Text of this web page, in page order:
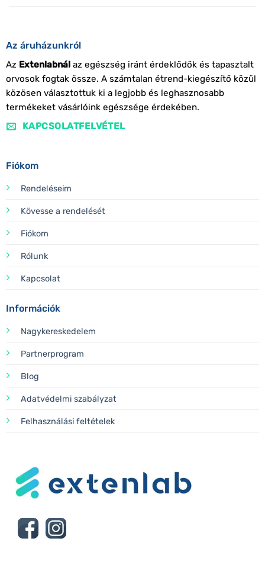
Az áruházunkról
Az Extenlabnálaz egészség iránt érdeklődők és tapasztalt
orvosok fogtak össze. A számtalan étrend-kiegészítő közül
közösen választottuk ki a legjobb és leghasznosabb
termékeket vásárlóink egészsége érdekében.
KAPCSOLATFELVÉTEL
Fiókom
Rendeléseim
Kövesse a rendelését
Fiókom
Rólunk
Kapcsolat
Információk
Nagykereskedelem
Partnerprogram
Blog
Adatvédelmi szabályzat
Felhasználási feltételek